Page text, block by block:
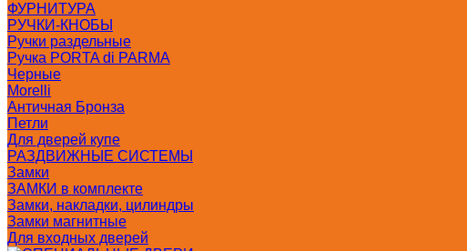
ФУРНИТУРА
РУЧКИ-КНОБЫ
Ручки раздельные
Ручка PORTA di PARMA
Черные
Morelli
Античная Бронза
Петли
Для дверей купе
РАЗДВИЖНЫЕ СИСТЕМЫ
Замки
ЗАМКИ в комплекте
Замки, накладки, цилиндры
Замки магнитные
Для входных дверей